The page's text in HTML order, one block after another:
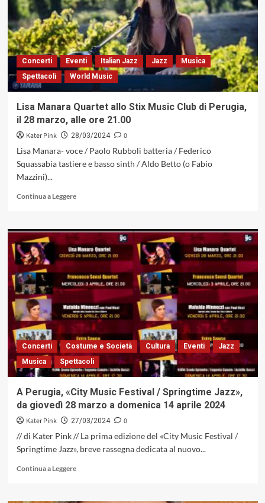
Concerti Eventi Italian Jazz Jazz
Musica
Spettacoli
World Music
Lisa Manara Quartet allo Stix Music Club di Perugia,
il 28 marzo, alle ore 21.00
Kater Pink 28/03/2024
0
Lisa Manara- voce / Paolo Rubboli batteria / Federico
Squassabia tastiere e basso sinth / Aldo Betto (o Fabio
Mazzini)...
Continua a LeggereLeggi
su
Lisa
Manara
Quartet
allo
Stix
Club
di
Perugia,
il
28
marzo,
alle
21.00
Concerti Costume e Società Cultura Eventi
Jazz
Musica
Spettacoli
A Perugia, «City Music Festival / Springtime Jazz»,
da giovedì 28 marzo a domenica 14 aprile 2024
Kater Pink 27/03/2024
0
// di Kater Pink // La prima edizione del «City Music Festival /
Springtime Jazz», breve rassegna dedicata al nuovo...
Continua a LeggereLeggi
su